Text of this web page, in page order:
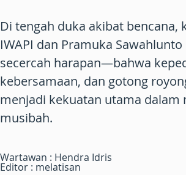
Di tengah duka akibat bencana,
IWAPI dan Pramuka
secercah harapan—bahwa
kebersamaan, dan gotong
menjadi kekuatan utama dalam
musibah.
Wartawan : Hendra Idris
Editor : melatisan